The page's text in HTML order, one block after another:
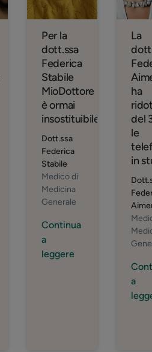
Per la
dott.ssa
Federica
Stabile
MioDottore
è ormai
insostituibile
Dott.ssa
Federica
Stabile
Medico di
Medicina
Generale
Continua
a
leggere
La
ha
del
le
in
a